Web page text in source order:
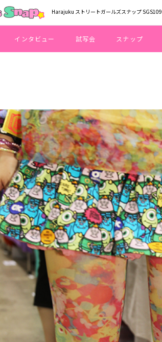
Harajuku ストリートガールズスナップ SGS109
インタビュー 試写会 スナップ